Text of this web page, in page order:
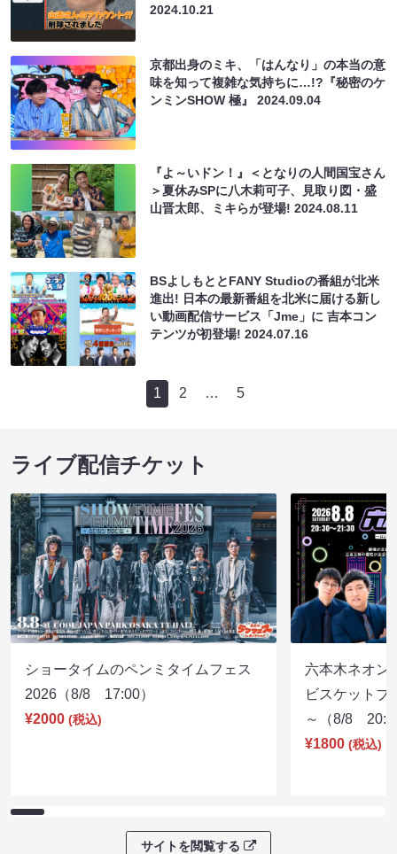
2024.10.21
京都出身のミキ、「はんなり」の本当の意
味を知って複雑な気持ちに…!?『秘密のケ
ンミンSHOW 極』2024.09.04
『よ～いドン！』＜となりの人間国宝さん
＞夏休みSPに八木莉可子、見取り図・盛
山晋太郎、ミキらが登場!2024.08.11
BSよしもととFANY Studioの番組が北米
進出! 日本の最新番組を北米に届ける新し
い動画配信サービス「Jme」に 吉本コン
テンツが初登場!2024.07.16
1 2 … 5
ライブ配信チケット
ショータイムのペンミタイムフェス
2026（8/8 17:00）
¥2000 (税込)
六本木ネオン
ビスケットブ
～（8/8
¥1800 (税込)
サイトを閲覧する